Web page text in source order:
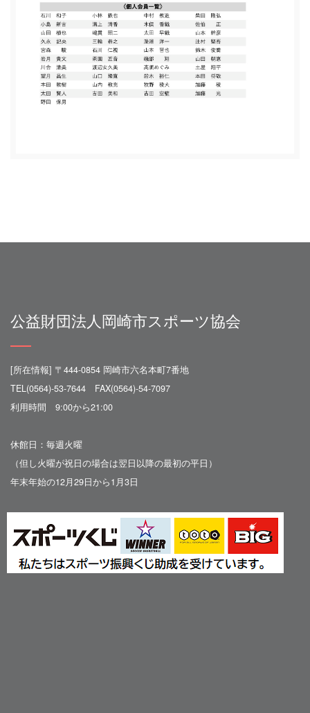
公益財団法人岡崎市スポーツ協会
[所在情報] 〒444-0854 岡崎市六名本町7番地
TEL(0564)-53-7644 FAX(0564)-54-7097
利用時間 9:00から21:00
休館日：毎週火曜
（但し火曜が祝日の場合は翌日以降の最初の平日）
年末年始の12月29日から1月3日